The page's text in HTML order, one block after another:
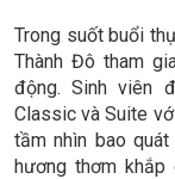
Trong suốt buổi
Thành Đô tham
động. Sinh viên
Classic và Suite
tầm nhìn bao
hương thơm khắp